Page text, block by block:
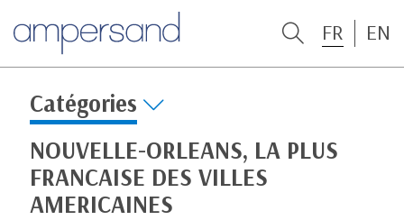
FR EN
Catégories
NOUVELLE-ORLEANS, LA PLUS
FRANCAISE DES VILLES
AMERICAINES